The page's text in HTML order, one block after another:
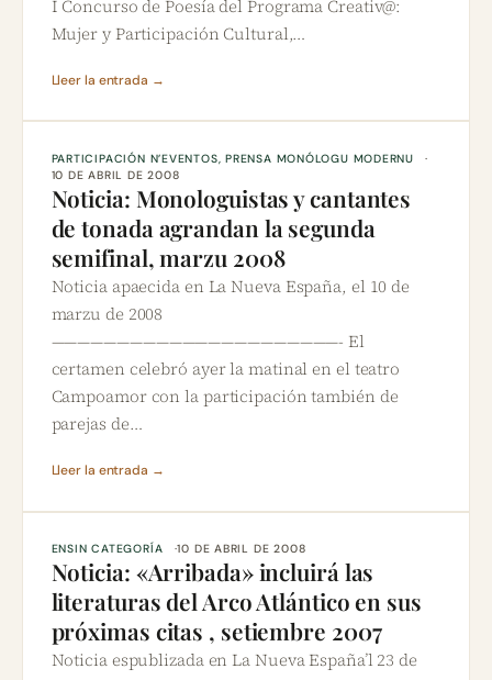
I Concurso de Poesía del Programa Creativ@:
Mujer y Participación Cultural,…
Lleer la entrada →
PARTICIPACIÓN N’EVENTOS, PRENSA MONÓLOGU MODERNU
10 DE ABRIL DE 2008
Noticia: Monologuistas y cantantes
de tonada agrandan la segunda
semifinal, marzu 2008
Noticia apaecida en La Nueva España, el 10 de
marzu de 2008
——————————————————————- El
certamen celebró ayer la matinal en el teatro
Campoamor con la participación también de
parejas de…
Lleer la entrada →
ENSIN CATEGORÍA 10 DE ABRIL DE 2008
Noticia: «Arribada» incluirá las
literaturas del Arco Atlántico en sus
próximas citas , setiembre 2007
Noticia espublizada en La Nueva España’l 23 de